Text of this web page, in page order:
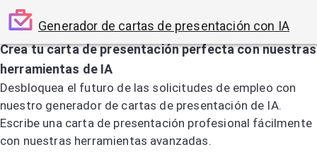
Generador de cartas de presentación con IA
Crea tu carta de presentación perfecta con nuestras
herramientas de IA
Desbloquea el futuro de las solicitudes de empleo con
nuestro generador de cartas de presentación de IA.
Escribe una carta de presentación profesional fácilmente
con nuestras herramientas avanzadas.